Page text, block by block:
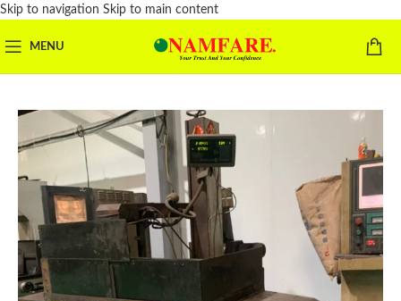
Skip to navigation Skip to main content
MENU